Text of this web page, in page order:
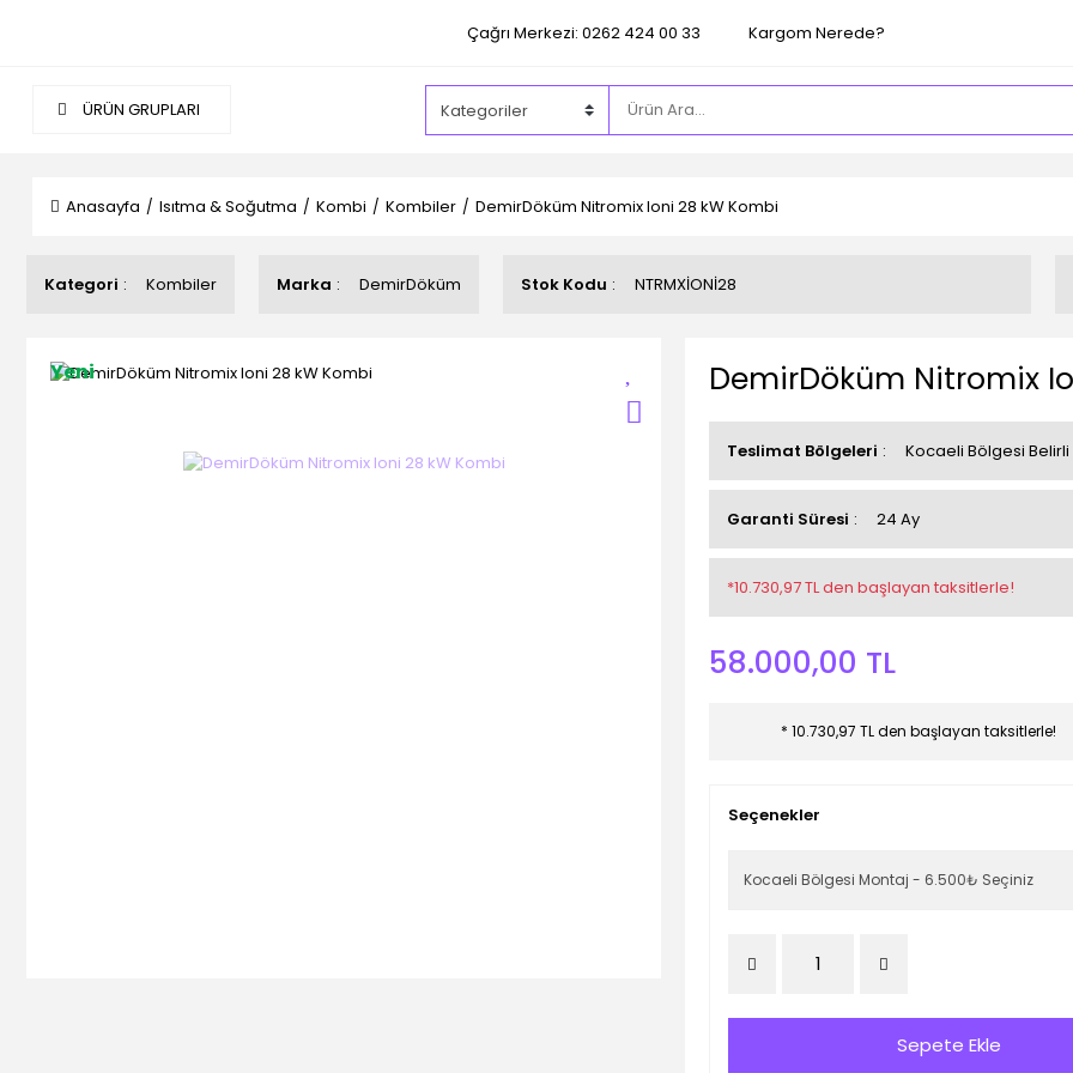
Çağrı Merkezi: 0262 424 00 33 Kargom Nerede?
ÜRÜN GRUPLARI
Anasayfa Isıtma & Soğutma Kombi Kombiler DemirDöküm Nitromix Ioni 28 kW Kombi
Kategori Kombiler Marka DemirDöküm Stok Kodu NTRMXİONİ28
Yeni DemirDöküm Nitromix
Teslimat Bölgeleri Kocaeli Bölgesi Belirli
Garanti Süresi 24 Ay
*10.730,97 TL den başlayan taksitlerle!
58.000,00 TL
* 10.730,97 TL den başlayan taksitlerle!
Seçenekler
Sepete Ekle